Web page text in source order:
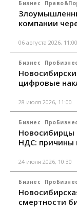
Бизнес
компании
06 августа 2026, 11:00
Бизнес ПроБизнес
цифровые
28 июля 2026, 11:00
Бизнес ПроБизнес
Новосибирцы
НДС: причины
24 июля 2026, 10:30
Бизнес ПроБизнес
смертности